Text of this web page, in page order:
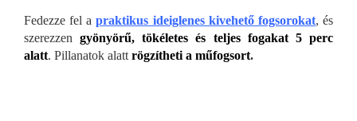
Fedezze fel apraktikus ideiglenes kivehető fogsorokat, és
szerezzengyönyörű, tökéletes és teljes fogakat 5 perc
alatt. Pillanatok alatt rögzítheti a műfogsort.